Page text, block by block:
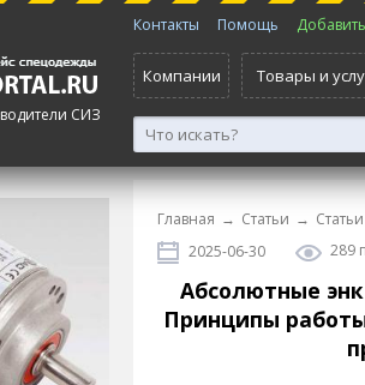
СИЗ
Контакты Помощь
Компании Товары и
Главная → Статьи →
2025-06-30
289
Абсолютные
Принципы